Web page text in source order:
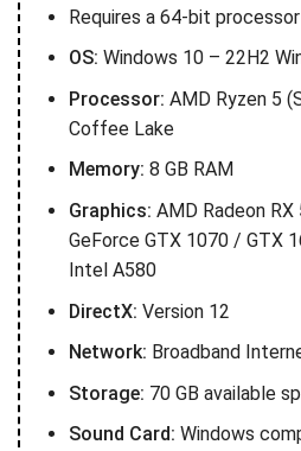
Requires a 64-bit
OS: Windows 10 – 22H2
Processor: AMD Ryzen 5
Coffee Lake
Memory: 8 GB RAM
Graphics: AMD Radeon
GeForce GTX 1070 / GTX
Intel A580
DirectX: Version 12
Network: Broadband
Storage: 70 GB available
Sound Card: Windows